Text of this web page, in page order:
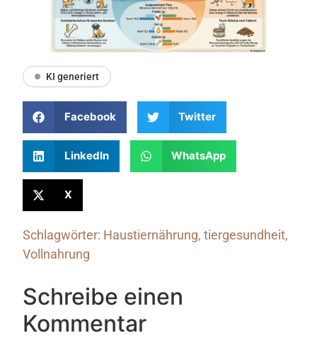
KI generiert
Facebook Twitter
LinkedIn WhatsApp
X
Schlagwörter: Haustiernährung, tiergesundheit,
Vollnahrung
Schreibe einen
Kommentar